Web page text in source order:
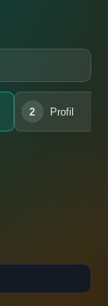
2 Profil